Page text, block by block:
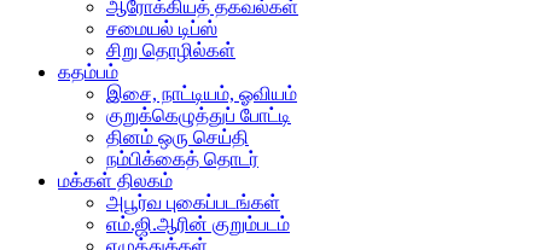
ஆரோக்கியத் தகவல்கள்
சமையல் டிப்ஸ்
சிறு தொழில்கள்
கதம்பம்
இசை, நாட்டியம், ஓவியம்
குறுக்கெழுத்துப் போட்டி
தினம் ஒரு செய்தி
நம்பிக்கைத் தொடர்
மக்கள் திலகம்
அபூர்வ புகைப்படங்கள்
எம்.ஜி.ஆரின் குறும்படம்
எழுத்துக்கள்